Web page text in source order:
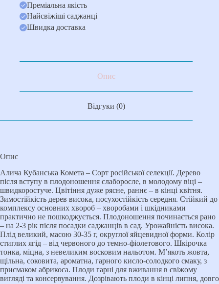
Преміальна якість
Найсвіжіші саджанці
Швидка доставка
Опис
Відгуки (0)
Опис
Алича Кубанська Комета – Сорт російської селекції. Дерево
після вступу в плодоношення слаборосле, в молодому віці –
швидкоростуче. Цвітіння дуже рясне, раннє – в кінці квітня.
Зимостійкість дерев висока, посухостійкість середня. Стійкий до
комплексу основних хвороб – хворобами і шкідниками
практично не пошкоджується. Плодоношення починається рано
– на 2-3 рік після посадки саджанців в сад. Урожайність висока.
Плід великий, масою 30-35 г, округлої яйцевидної форми. Колір
стиглих ягід – від червоного до темно-фіолетового. Шкірочка
тонка, міцна, з невеликим восковим нальотом. М’якоть жовта,
щільна, соковита, ароматна, гарного кисло-солодкого смаку, з
присмаком абрикоса. Плоди гарні для вживання в свіжому
вигляді та консервування. Дозрівають плоди в кінці липня, довго